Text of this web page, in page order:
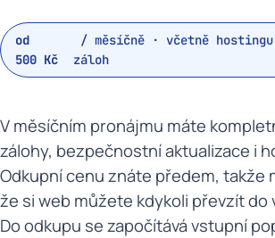
od
500 Kč
/ měsíčně · včetně
záloh
V měsíčním pronájmu máte
zálohy, bezpečnostní aktualizace i
Odkupní cenu znáte předem, takže
že si web můžete kdykoli převzít do
Do odkupu se započítává vstupní